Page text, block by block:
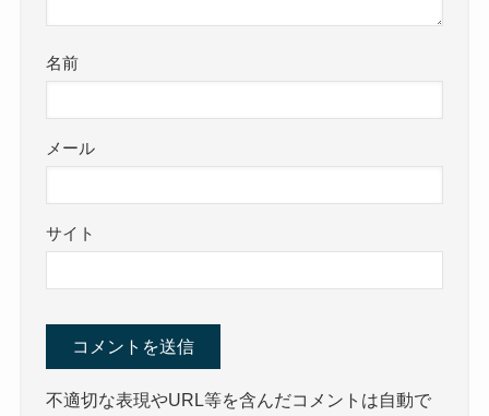
名前
メール
サイト
不適切な表現やURL等を含んだコメントは自動で